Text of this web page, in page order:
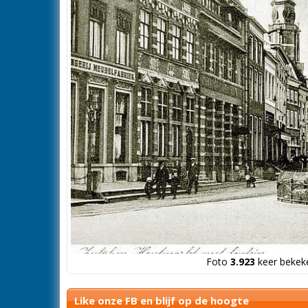
Foto 3.923 keer
Like onze FB en blijf op de hoogte